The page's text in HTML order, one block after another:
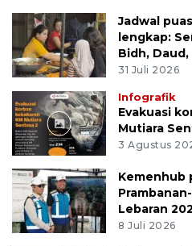
Jadwal
lengkap:
Bidh,
31 Juli 2026
Infografik
Evakuasi
Mutiara
3 Agustus
Kemenhub
Lebaran
8 Juli 2026